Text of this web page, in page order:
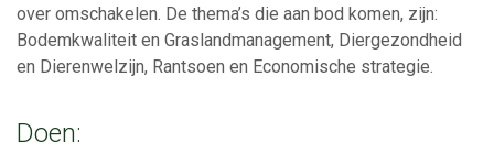
over omschakelen. De thema’s die aan bod komen, zijn:
Bodemkwaliteit en Graslandmanagement, Diergezondheid
en Dierenwelzijn, Rantsoen en Economische strategie.
Doen: